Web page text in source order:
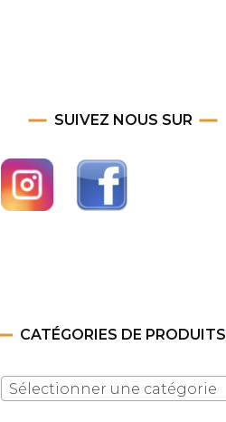
SUIVEZ NOUS SUR
CATÉGORIES DE PRODUITS
Sélectionner une catégorie